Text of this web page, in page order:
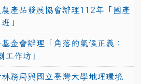
產品發展協會辦理112年「國產
」
金會辦理「角落的氣候正義：
工作坊」
務局與國立臺灣大學地理環境